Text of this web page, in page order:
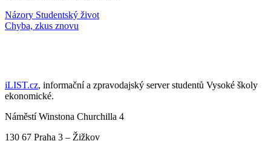
Názory Studentský život
Načti další články
iLIST.cz, informační a zpravodajský server studentů Vysoké školy
ekonomické.
Náměstí Winstona Churchilla 4
130 67 Praha 3 – Žižkov